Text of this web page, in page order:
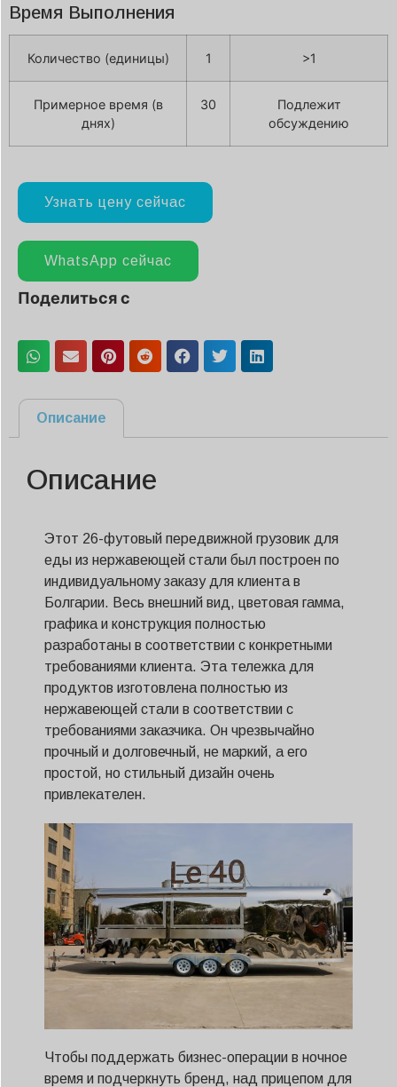
Время Выполнения
Количество (единицы) 1 >1
Примерное время (в
днях)
30
Подлежит
обсуждению
Узнать цену сейчас
WhatsApp сейчас
Поделиться с
Описание
Описание
Этот 26-футовый передвижной грузовик для
еды из нержавеющей стали был построен по
индивидуальному заказу для клиента в
Болгарии. Весь внешний вид, цветовая гамма,
графика и конструкция полностью
разработаны в соответствии с конкретными
требованиями клиента. Эта тележка для
продуктов изготовлена ​​полностью из
нержавеющей стали в соответствии с
требованиями заказчика. Он чрезвычайно
прочный и долговечный, не маркий, а его
простой, но стильный дизайн очень
привлекателен.
Чтобы поддержать бизнес-операции в ночное
время и подчеркнуть бренд, над прицепом для